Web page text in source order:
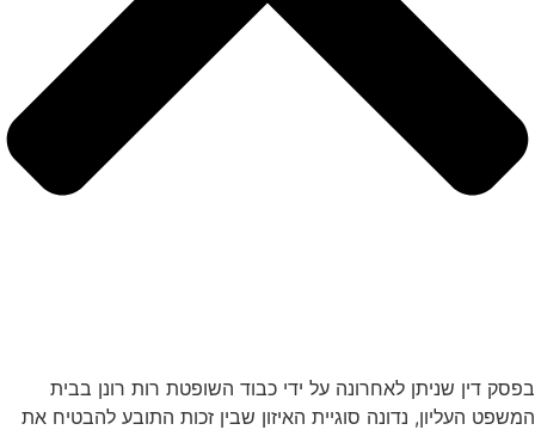
לאחרונה על ידי כבוד השופטת רות רונן בבית
, נדונה סוגיית האיזון שבין זכות התובע להבטיח את